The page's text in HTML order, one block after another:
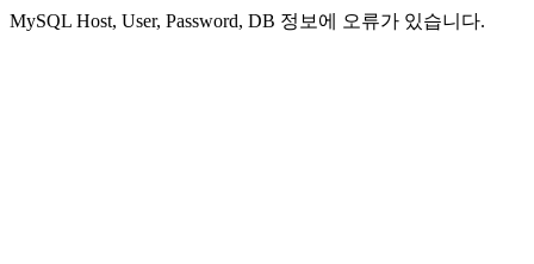
MySQL Host, User, Password, DB 정보에 오류가 있습니다.